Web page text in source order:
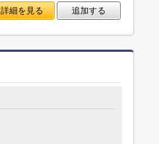
詳細を見る 追加する